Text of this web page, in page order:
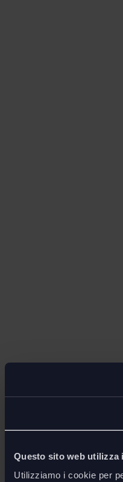
Questo sito web utilizza
Utilizziamo i cookie per